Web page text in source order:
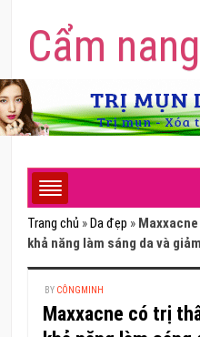
Cẩm
Trang chủ » Da đẹp »
khả năng làm sáng da và
BY CÔNGMINH
Maxxacne có trị